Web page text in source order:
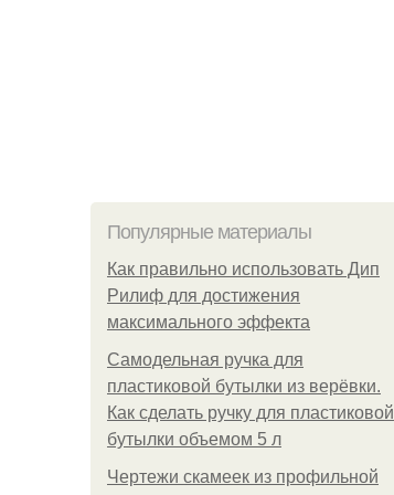
Популярные материалы
Как правильно использовать Дип
Рилиф для достижения
максимального эффекта
Самодельная ручка для
пластиковой бутылки из верёвки.
Как сделать ручку для пластиковой
бутылки объемом 5 л
Чертежи скамеек из профильной